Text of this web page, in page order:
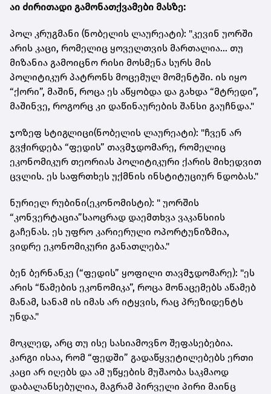
აი ძირითადი გამონათქვამები მასზე:
პოლ კრუგმანი (ნობელის ლაურეატი): "კევინ უორში
არის კაცი, რომელიც ყოველთვის მართალია... თუ
მიზანია გამოიცნო რისი მოსმენა სურს მის
პოლიტიკურ პატრონს მოცემულ მომენტში. ის იყო
“ქორი”, მაშინ, როცა ეს აწყობდა და გახდა “მტრედი”,
მაშინვე, როგორც კი დაწინაურების შანსი გაუჩნდა."
ჯოზეფ სტიგლიცი(ნობელის ლაურეატი): "ჩვენ არ
გვჭირდება “ფედის” თავმჯდომარე, რომელიც
ეკონომიკურ თეორიას პოლიტიკური ქარის მიხედვით
ცვლის. ეს საფრთხეს უქმნის ინსტიტუციურ ნდობას."
ნურიელ რუბინი(ეკონომისტი): " უორშის
“კონვერტაცია”საოცრად დაემთხვა ვაკანსიის
გაჩენას. ეს უფრო კარიერული ოპორტუნიზმია,
ვიდრე ეკონომიკური განათლება."
ბენ ბერნანკე (“ფედის” ყოფილი თავმჯდომარე): "ეს
არის “წამების ეკონომიკა”, როცა მონაცემებს აწამებ
მანამ, სანამ ის იმას არ იტყვის, რაც პრეზიდენტს
უნდა."
მოკლედ, არც თუ ისე სასიამოვნო შეფასებებია.
კარგი ისაა, რომ “ფედში” გადაწყვეტილებებს ერთი
კაცი არ იღებს და ამ უწყების მუშაობა საკმაოდ
დაბალანსებულია, მაგრამ პირველი პირი მაინც